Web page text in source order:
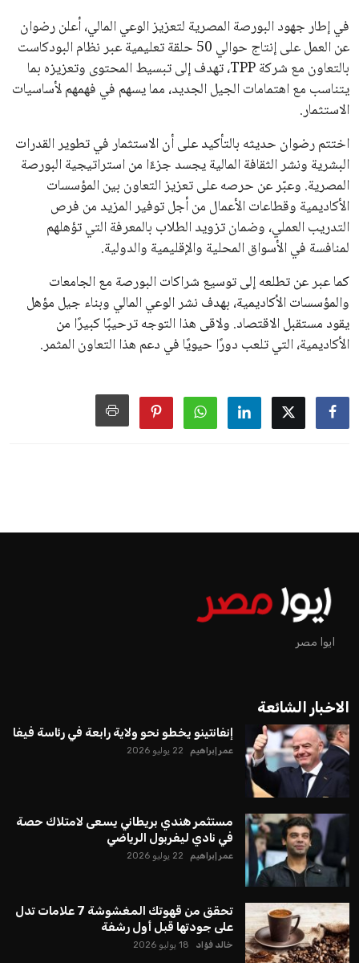
يعتمد إنفانتينو على قاعدة دعم قوية من الاتحادات القارية المختلفة،
بما في ذلك الاتحاد الأفريقي والآسيوي، بالإضافة إلى دعم غالبية
اتحادات أمريكا الجنوبية والكونكاكاف. وقد ساهمت مجموعة من
القرارات التي اتخذها في زيادة الموارد المالية لهذه الاتحادات، فضلاً
عن رفع عدد الفرق المشاركة في كأس العالم، وإطلاق بطولات دولية
جديدة تحت مظلة “فيفا”.
على الجانب الآخر، تتركز المعارضة بشكل ملحوظ داخل القارة
الأوروبية، حيث ارتفعت حدة الانتقادات الموجهة إلى إنفانتينو
بسبب التوسع المستمر في البطولات الدولية وأثر ذلك على الجدول
الزمني للمسابقات المحلية. وقد دعا رئيس رابطة الدوري الإسباني،
خافيير تيباس، إلى تنحّي إنفانتينو، معتبراً أن سياساته تضر بصناعة
كرة القدم وتزيد من ضغوط المباريات.
على الرغم من هذه الانتقادات، تشير التوقعات إلى أن إنفانتينو
يمتلك فرصًا كبيرة للفوز بولاية جديدة، خصوصًا في ظل غياب
منافس قوي يتمتع بإجماع داخل الأسرة الكروية الدولية. هذا يعزز
من فرص استمراره في قيادة “فيفا” حتى عام 2031.
ايوا مصر
الاخبار الشائعة
إنفانتينو يخطو نحو ولاية رابعة في رئاسة فيفا
عمر إبراهيم 22 يوليو 2026
مستثمر هندي بريطاني يسعى لامتلاك حصة
في نادي ليفربول الرياضي
عمر إبراهيم 22 يوليو 2026
تحقق من قهوتك المغشوشة 7 علامات تدل
على جودتها قبل أول رشفة
خالد فؤاد 18 يوليو 2026